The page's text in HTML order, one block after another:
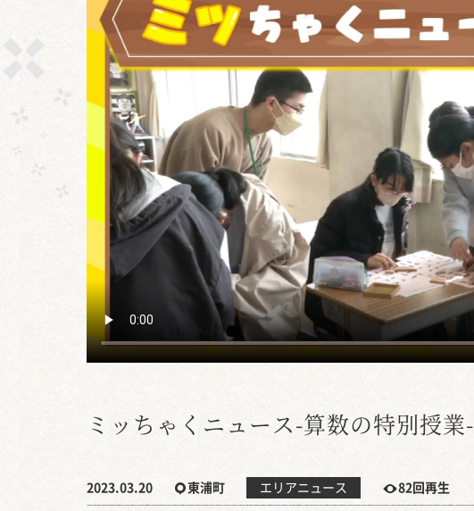
ミッちゃくニュース-算数の特別授業-
2023.03.20 東浦町 エリアニュース 82回再生